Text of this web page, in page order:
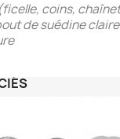
coins,
de suédine